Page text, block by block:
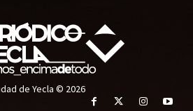
de Yecla © 2026